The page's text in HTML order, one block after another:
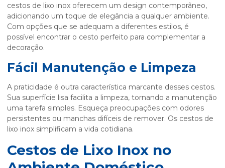
cestos de lixo inox oferecem um design contemporâneo,
adicionando um toque de elegância a qualquer ambiente.
Com opções que se adequam a diferentes estilos, é
possível encontrar o cesto perfeito para complementar a
decoração.
Fácil Manutenção e Limpeza
A praticidade é outra característica marcante desses cestos.
Sua superfície lisa facilita a limpeza, tornando a manutenção
uma tarefa simples. Esqueça preocupações com odores
persistentes ou manchas difíceis de remover. Os cestos de
lixo inox simplificam a vida cotidiana.
Cestos de Lixo Inox no